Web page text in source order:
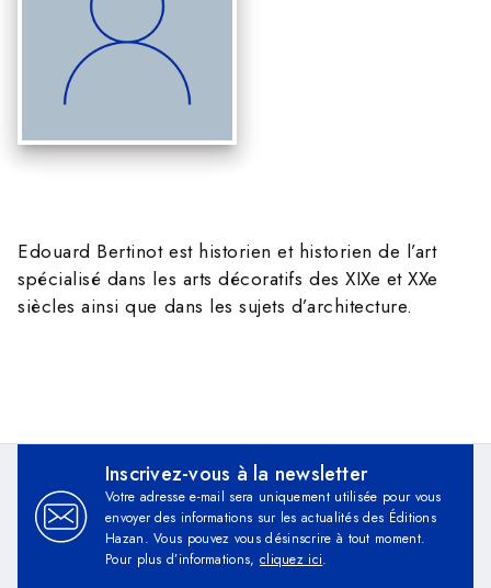
Edouard Bertinot est historien et historien de l’art
spécialisé dans les arts décoratifs des XIXe et XXe
siècles ainsi que dans les sujets d’architecture.
Inscrivez-vous à la newsletter
Votre adresse e-mail sera uniquement utilisée pour vous
envoyer des informations sur les actualités des Éditions
Hazan. Vous pouvez vous désinscrire à tout moment.
Pour plus d’informations, cliquez ici.